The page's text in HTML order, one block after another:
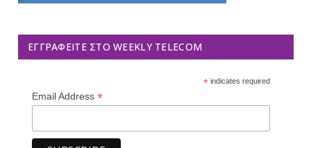
ΕΓΓΡΑΦΕΊΤΕ ΣΤΟ WEEKLY TELECOM
*indicates required
Email Address *